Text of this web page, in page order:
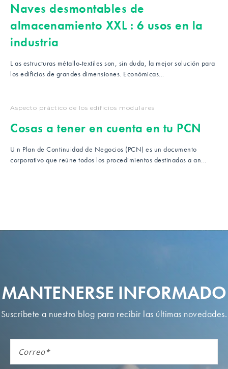
Naves desmontables de
almacenamiento XXL : 6 usos en la
industria
L as estructuras métallo-textiles son, sin duda, la mejor solución para
los edificios de grandes dimensiones. Económicas...
Aspecto práctico de los edificios modulares
Cosas a tener en cuenta en tu PCN
U n Plan de Continuidad de Negocios (PCN) es un documento
corporativo que reúne todos los procedimientos destinados a an...
MANTENERSE INFORMADO
Suscríbete a nuestro blog para recibir las últimas novedades.